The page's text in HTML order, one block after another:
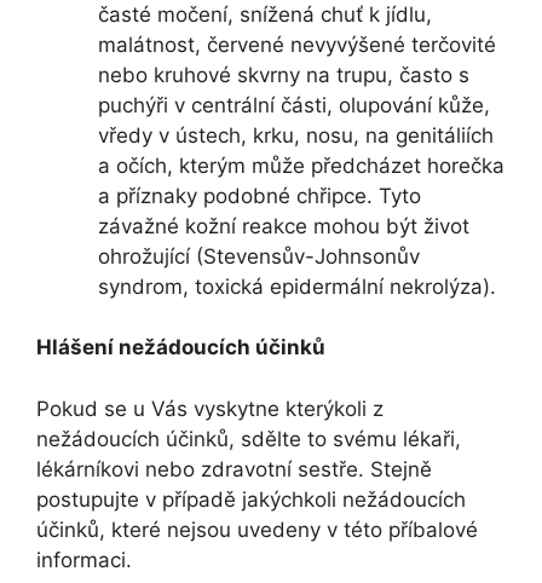
časté močení, snížená chuť k jídlu,
malátnost, červené nevyvýšené terčovité
nebo kruhové skvrny na trupu, často s
puchýři v centrální části, olupování kůže,
vředy v ústech, krku, nosu, na genitáliích
a očích, kterým může předcházet horečka
a příznaky podobné chřipce. Tyto
závažné kožní reakce mohou být život
ohrožující (Stevensův-Johnsonův
syndrom, toxická epidermální nekrolýza).
Hlášení nežádoucích účinků
Pokud se u Vás vyskytne kterýkoli z
nežádoucích účinků, sdělte to svému lékaři,
lékárníkovi nebo zdravotní sestře. Stejně
postupujte v případě jakýchkoli nežádoucích
účinků, které nejsou uvedeny v této příbalové
informaci.